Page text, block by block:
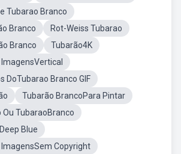
Tubarao Branco
Branco
Rot-Weiss Tubarao
Branco
Tubarão4K
DoTubarao Branco GIF
Tubarão BrancoPara Pintar
Ou TubaraoBranco
Blue
Copyright